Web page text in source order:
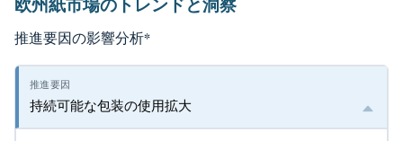
欧州紙市場のトレンドと洞察
推進要因の影響分析*
持続可能な包装の使用拡大